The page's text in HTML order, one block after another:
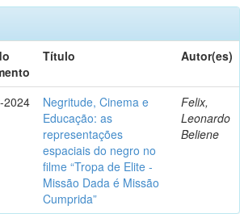
Título Autor(es)
2024
Negritude, Cinema e
Educação: as
representações
espaciais do negro no
filme “Tropa de Elite -
Missão Dada é Missão
Cumprida”
Felix,
Leonardo
Beliene